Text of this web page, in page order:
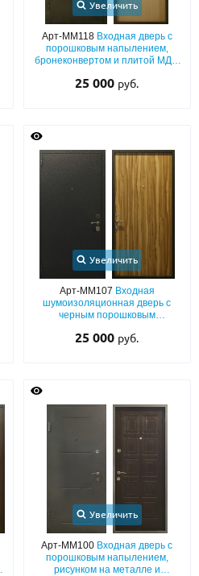
Увеличить
Арт-ММ118 Входная дверь с
порошковым напылением,
бронеконвертом и плитой МДФ
25 000 руб.
Увеличить
Арт-ММ107 Входная
шумоизоляционная дверь с
черным порошковым
ПВХ с фрезеровкой
25 000 руб.
Увеличить
Арт-ММ100 Входная дверь с
порошковым напылением,
рисунком на металле и